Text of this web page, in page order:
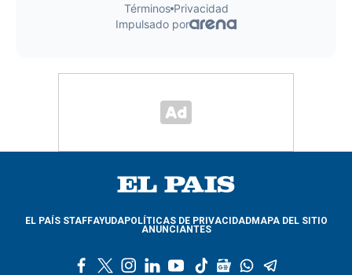
EL PAÍS STAFFAYUDAPOLÍTICAS DE PRIVACIDADMAPA DEL SITIO
ANUNCIANTES
l
y
t
g
w